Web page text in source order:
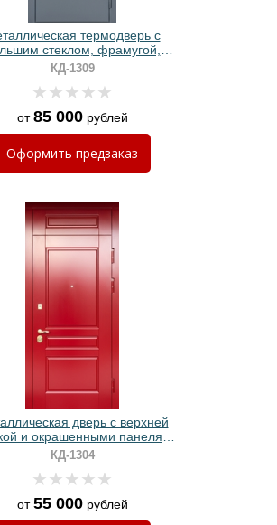
термодверь с
стеклом, фрамугой,
ручкой и серыми плитами
МДФ RAL 9002
КД-1309
от85 000рублей
Оформить предзаказ
дверь с верхней
и окрашенными панелями
(красный цвет RAL 3020)
КД-1304
от55 000рублей